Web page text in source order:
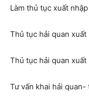
Làm thủ tục xuất
Thủ tục hải quan
Thủ tục hải quan xuất
Tư vấn khai hải